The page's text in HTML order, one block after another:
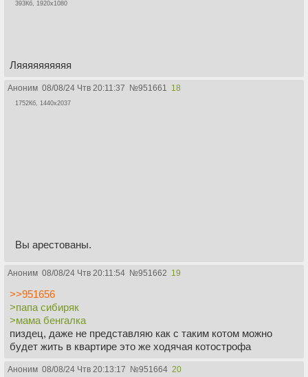
393Кб, 1920x1080
Ляяяяяяяяяя
Аноним 08/08/24 Чтв 20:11:37 №951661 18
1752Кб, 1440x2037
Вы арестованы.
Аноним 08/08/24 Чтв 20:11:54 №951662 19
>>951656
>папа сибиряк
>мама бенгалка
пиздец, даже не представляю как с таким котом можно
будет жить в квартире это же ходячая котострофа
Аноним 08/08/24 Чтв 20:13:17 №951664 20